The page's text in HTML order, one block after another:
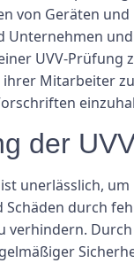
von Geräten und
Unternehmen
UVV-Prüfung
ihrer Mitarbeiter
der
unerlässlich, um
Schäden durch
verhindern.